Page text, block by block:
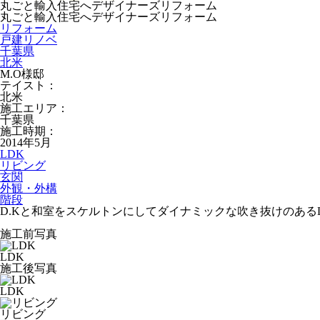
丸ごと輸入住宅へデザイナーズリフォーム
丸ごと輸入住宅へデザイナーズリフォーム
リフォーム
戸建リノベ
千葉県
北米
M.O様邸
テイスト：
北米
施工エリア：
千葉県
施工時期：
2014年5月
LDK
リビング
玄関
外観・外構
階段
D.Kと和室をスケルトンにしてダイナミックな吹き抜けのある
施工前写真
LDK
施工後写真
LDK
リビング